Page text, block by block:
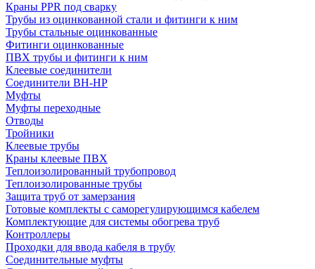
Краны PPR под сварку
Трубы из оцинкованной стали и фитинги к ним
Трубы стальные оцинкованные
Фитинги оцинкованные
ПВХ трубы и фитинги к ним
Клеевые соединители
Соединители ВН-НР
Муфты
Муфты переходные
Отводы
Тройники
Клеевые трубы
Краны клеевые ПВХ
Теплоизолированный трубопровод
Теплоизолированные трубы
Защита труб от замерзания
Готовые комплекты с саморегулирующимся кабелем
Комплектующие для системы обогрева труб
Контроллеры
Проходки для ввода кабеля в трубу
Соединительные муфты